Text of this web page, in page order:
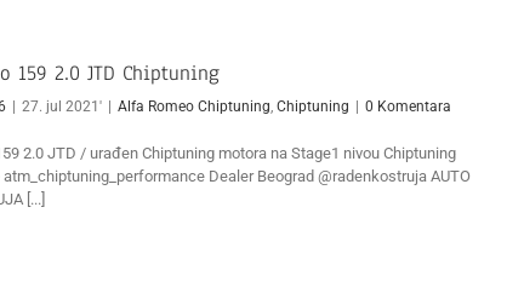
159 2.0 JTD Chiptuning
27. jul 2021' Alfa Romeo Chiptuning,Chiptuning 0 Komentara
2.0 JTD / urađen Chiptuning motora na Stage1 nivou Chiptuning
Dealer Beograd @radenkostruja AUTO
[...]